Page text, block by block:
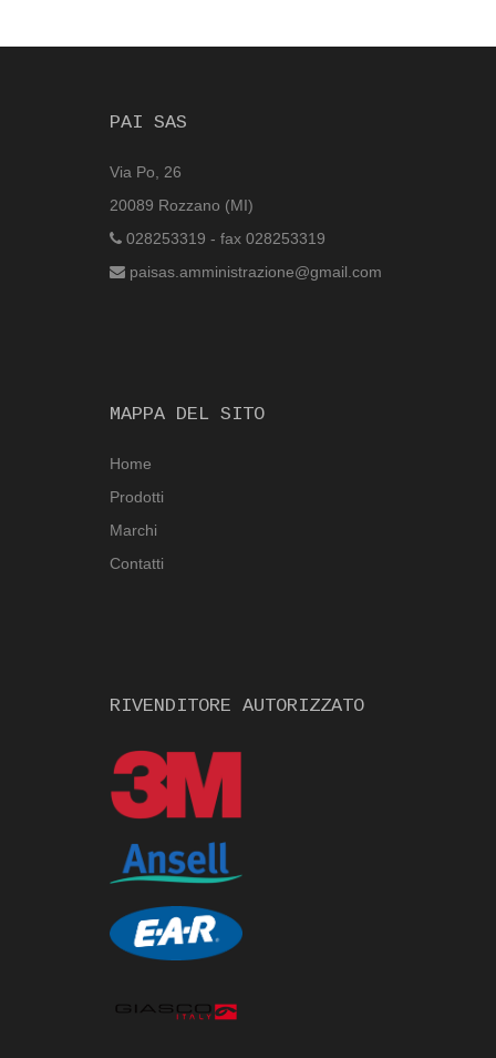
PAI SAS
Via Po, 26
20089 Rozzano (MI)
028253319 - fax 028253319
paisas.amministrazione@gmail.com
MAPPA DEL SITO
Home
Prodotti
Marchi
Contatti
RIVENDITORE AUTORIZZATO